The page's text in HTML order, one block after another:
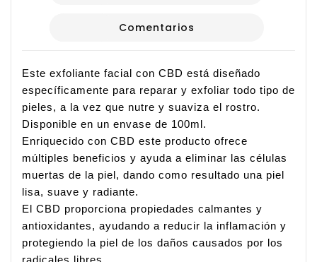
Comentarios
Este exfoliante facial con CBD está diseñado
específicamente para reparar y exfoliar todo tipo de
pieles, a la vez que nutre y suaviza el rostro.
Disponible en un envase de 100ml.
Enriquecido con CBD este producto ofrece
múltiples beneficios y ayuda a eliminar las células
muertas de la piel, dando como resultado una piel
lisa, suave y radiante.
El CBD proporciona propiedades calmantes y
antioxidantes, ayudando a reducir la inflamación y
protegiendo la piel de los daños causados por los
radicales libres.